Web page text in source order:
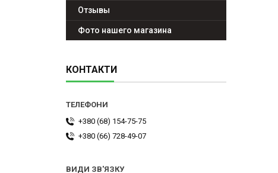
Отзывы
Фото нашего магазина
КОНТАКТИ
+380 (68) 154-75-75
+380 (66) 728-49-07